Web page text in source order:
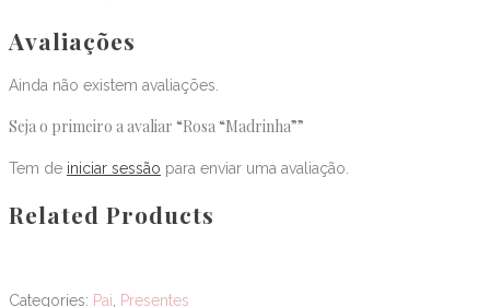
Avaliações
Ainda não existem avaliações.
Seja o primeiro a avaliar “Rosa “Madrinha””
Tem de iniciar sessão para enviar uma avaliação.
Related Products
Categories: Pai Presentes